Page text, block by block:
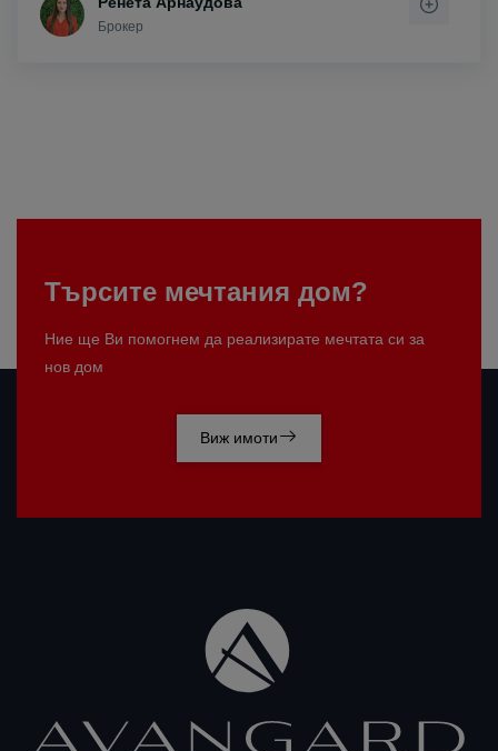
Брокер
Търсите мечтания дом?
Ние ще Ви помогнем да реализирате мечтата си за
нов дом
Виж имоти